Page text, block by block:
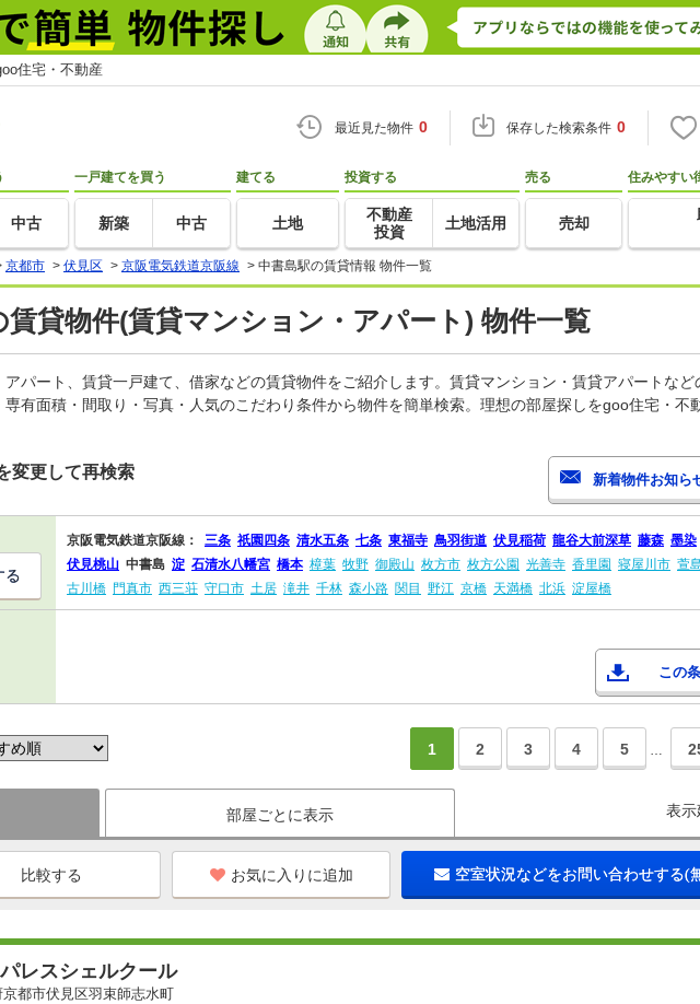
住宅・不動産
最近見た物件 0 保存した検索条件 0
中古
一戸建てを買う
新築 中古
建てる
土地
投資する
不動産
投資
土地活用
売る
売却
住みやすい
京都市 > 伏見区 > 京阪電気鉄道京阪線 > 中書島駅の賃貸情報 物件一覧
賃貸物件(賃貸マンション・アパート) 物件一覧
パート、賃貸一戸建て、借家などの賃貸物件をご紹介します。賃貸マンション・賃貸アパートなど
有面積・間取り・写真・人気のこだわり条件から物件を簡単検索。理想の部屋探しをgoo住宅・不
変更して再検索
京阪電気鉄道京阪線： 三条 祇園四条 清水五条 七条 東福寺 鳥羽街道 伏見稲荷 龍谷大前深草 藤森 墨染
伏見桃山 中書島 淀 石清水八幡宮 橋本 樟葉 牧野 御殿山 枚方市 枚方公園 光善寺 香里園 寝屋川市 萱
古川橋 門真市 西三荘 守口市 土居 滝井 千林 森小路 関目 野江 京橋 天満橋 北浜 淀屋橋
る
この
1 2 3 4 5 …
部屋ごとに表示 表示
お気に入りに追加 空室状況などをお問い合わせする(
レスシェルクール
京都市伏見区羽束師志水町